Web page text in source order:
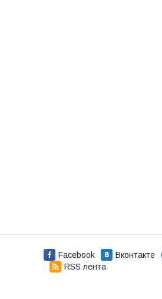
Facebook Вконтакте
RSS лента